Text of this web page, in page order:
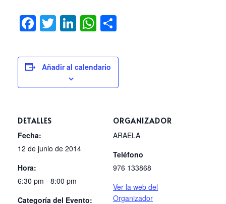
Facebook
Twitter
LinkedIn
WhatsApp
Añadir al calendario
DETALLES
Fecha:
12 de junio de 2014
Hora:
6:30 pm - 8:00 pm
Categoría del Evento:
ORGANIZADOR
ARAELA
Teléfono
976 133868
Ver la web del
Organizador